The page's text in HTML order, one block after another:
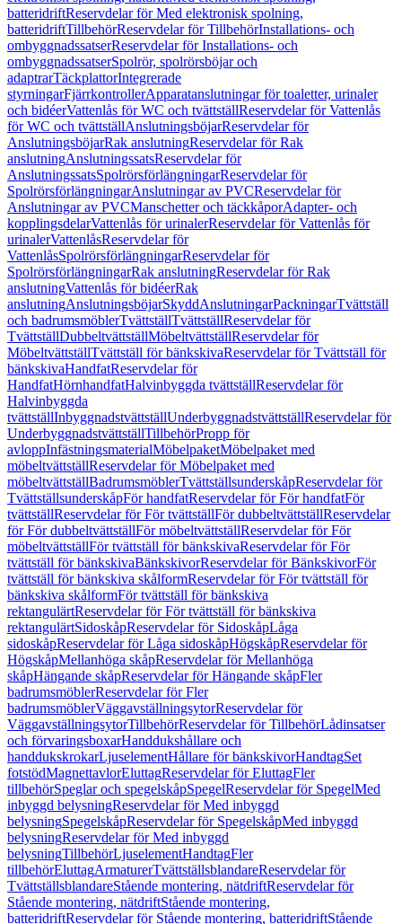
batteridriftReservdelar för Med elektronisk spolning,
batteridriftTillbehörReservdelar för TillbehörInstallations- och
ombyggnadssatserReservdelar för Installations- och
ombyggnadssatserSpolrör, spolrörsböjar och
adaptrarTäckplattorIntegrerade
styrningarFjärrkontrollerApparatanslutningar för toaletter, urinaler
och bidéerVattenlås för WC och tvättställReservdelar för Vattenlås
för WC och tvättställAnslutningsböjarReservdelar för
AnslutningsböjarRak anslutningReservdelar för Rak
anslutningAnslutningssatsReservdelar för
AnslutningssatsSpolrörsförlängningarReservdelar för
SpolrörsförlängningarAnslutningar av PVCReservdelar för
Anslutningar av PVCManschetter och täckkåporAdapter- och
kopplingsdelarVattenlås för urinalerReservdelar för Vattenlås för
urinalerVattenlåsReservdelar för
VattenlåsSpolrörsförlängningarReservdelar för
SpolrörsförlängningarRak anslutningReservdelar för Rak
anslutningVattenlås för bidéerRak
anslutningAnslutningsböjarSkyddAnslutningarPackningarTvättställ
och badrumsmöblerTvättställTvättställReservdelar för
TvättställDubbeltvättställMöbeltvättställReservdelar för
MöbeltvättställTvättställ för bänkskivaReservdelar för Tvättställ för
bänkskivaHandfatReservdelar för
HandfatHörnhandfatHalvinbyggda tvättställReservdelar för
Halvinbyggda
tvättställInbyggnadstvättställUnderbyggnadstvättställReservdelar för
UnderbyggnadstvättställTillbehörPropp för
avloppInfästningsmaterialMöbelpaketMöbelpaket med
möbeltvättställReservdelar för Möbelpaket med
möbeltvättställBadrumsmöblerTvättställsunderskåpReservdelar för
TvättställsunderskåpFör handfatReservdelar för För handfatFör
tvättställReservdelar för För tvättställFör dubbeltvättställReservdelar
för För dubbeltvättställFör möbeltvättställReservdelar för För
möbeltvättställFör tvättställ för bänkskivaReservdelar för För
tvättställ för bänkskivaBänkskivorReservdelar för BänkskivorFör
tvättställ för bänkskiva skålformReservdelar för För tvättställ för
bänkskiva skålformFör tvättställ för bänkskiva
rektangulärtReservdelar för För tvättställ för bänkskiva
rektangulärtSidoskåpReservdelar för SidoskåpLåga
sidoskåpReservdelar för Låga sidoskåpHögskåpReservdelar för
HögskåpMellanhöga skåpReservdelar för Mellanhöga
skåpHängande skåpReservdelar för Hängande skåpFler
badrumsmöblerReservdelar för Fler
badrumsmöblerVäggavställningsytorReservdelar för
VäggavställningsytorTillbehörReservdelar för TillbehörLådinsatser
och förvaringsboxarHanddukshållare och
handdukskrokarLjuselementHållare för bänkskivorHandtagSet
fotstödMagnettavlorEluttagReservdelar för EluttagFler
tillbehörSpeglar och spegelskåpSpegelReservdelar för SpegelMed
inbyggd belysningReservdelar för Med inbyggd
belysningSpegelskåpReservdelar för SpegelskåpMed inbyggd
belysningReservdelar för Med inbyggd
belysningTillbehörLjuselementHandtagFler
tillbehörEluttagArmaturerTvättställsblandareReservdelar för
TvättställsblandareStående montering, nätdriftReservdelar för
Stående montering, nätdriftStående montering,
batteridriftReservdelar för Stående montering, batteridriftStående